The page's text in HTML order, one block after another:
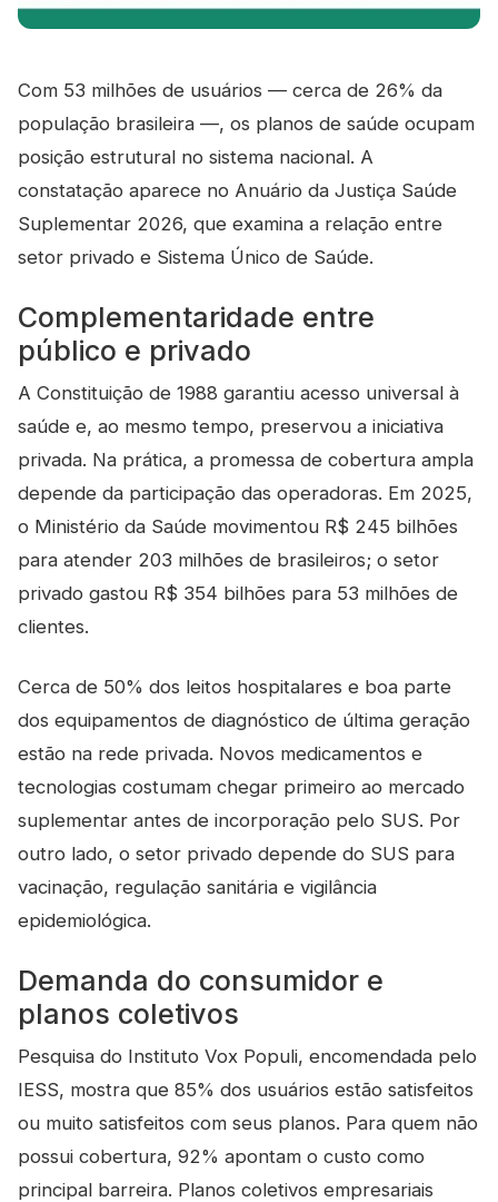
Com 53 milhões de usuários — cerca de 26% da
população brasileira —, os planos de saúde ocupam
posição estrutural no sistema nacional. A
constatação aparece no Anuário da Justiça Saúde
Suplementar 2026, que examina a relação entre
setor privado e Sistema Único de Saúde.
Complementaridade entre
público e privado
A Constituição de 1988 garantiu acesso universal à
saúde e, ao mesmo tempo, preservou a iniciativa
privada. Na prática, a promessa de cobertura ampla
depende da participação das operadoras. Em 2025,
o Ministério da Saúde movimentou R$ 245 bilhões
para atender 203 milhões de brasileiros; o setor
privado gastou R$ 354 bilhões para 53 milhões de
clientes.
Cerca de 50% dos leitos hospitalares e boa parte
dos equipamentos de diagnóstico de última geração
estão na rede privada. Novos medicamentos e
tecnologias costumam chegar primeiro ao mercado
suplementar antes de incorporação pelo SUS. Por
outro lado, o setor privado depende do SUS para
vacinação, regulação sanitária e vigilância
epidemiológica.
Demanda do consumidor e
planos coletivos
Pesquisa do Instituto Vox Populi, encomendada pelo
IESS, mostra que 85% dos usuários estão satisfeitos
ou muito satisfeitos com seus planos. Para quem não
possui cobertura, 92% apontam o custo como
principal barreira. Planos coletivos empresariais